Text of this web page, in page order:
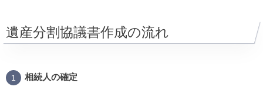
遺産分割協議書作成の流れ
相続人の確定